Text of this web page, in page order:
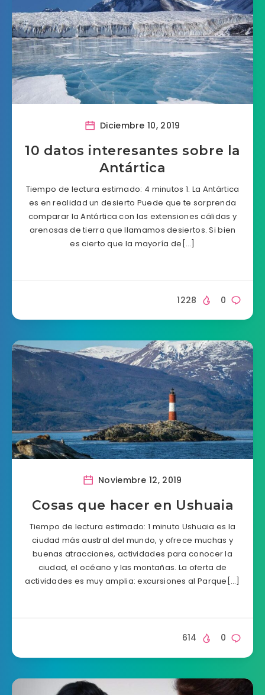
Diciembre 10, 2019
10 datos interesantes sobre la
Antártica
Tiempo de lectura estimado: 4 minutos 1. La Antártica
es en realidad un desierto Puede que te sorprenda
comparar la Antártica con las extensiones cálidas y
arenosas de tierra que llamamos desiertos. Si bien
es cierto que la mayoría de[…]
0
1228
Noviembre 12, 2019
Cosas que hacer en Ushuaia
Tiempo de lectura estimado: 1 minuto Ushuaia es la
ciudad más austral del mundo, y ofrece muchas y
buenas atracciones, actividades para conocer la
ciudad, el océano y las montañas. La oferta de
actividades es muy amplia: excursiones al Parque[…]
0
614